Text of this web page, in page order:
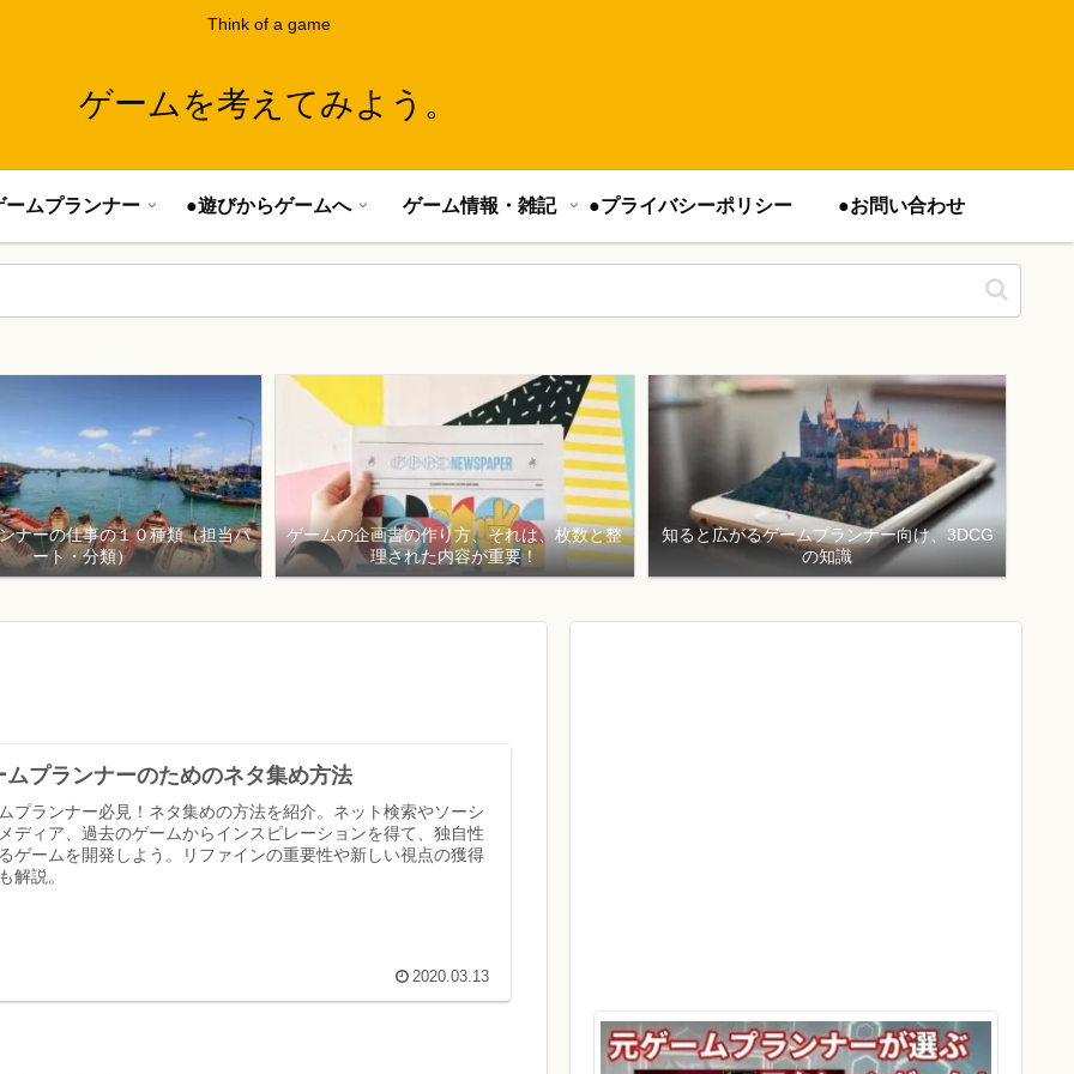
Think of a game
ゲームを考えてみよう。
ームプランナー ●遊びからゲームへ ゲーム情報・雑記 ●プライバシーポリシー ●お問い合わせ
ナーの仕事の１０種類（担当パ
ート・分類）
ゲームの企画書の作り方、それは、枚数と整
理された内容が重要！
知ると広がるゲームプランナー向け、3DCG
の知識
ムプランナーのためのネタ集め方法
プランナー必見！ネタ集めの方法を紹介。ネット検索やソーシ
ディア、過去のゲームからインスピレーションを得て、独自性
ゲームを開発しよう。リファインの重要性や新しい視点の獲得
解説。
2020.03.13